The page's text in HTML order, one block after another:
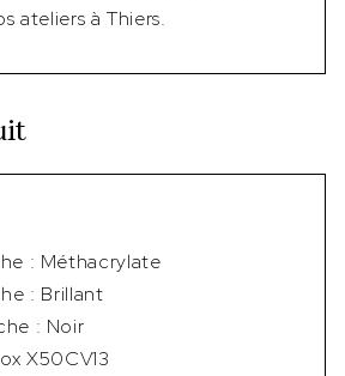
ateliers à Thiers.
: Méthacrylate
: Brillant
: Noir
X50CV13